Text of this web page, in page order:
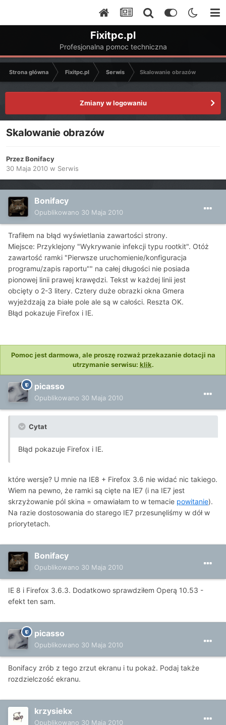
Fixitpc.pl
Profesjonalna pomoc techniczna
Strona główna Fixitpc.pl Serwis Skalowanie obrazów
Zmiany w logowaniu
Skalowanie obrazów
PrzezBonifacy
30 Maja 2010 w Serwis
Bonifacy
Opublikowano 30 Maja 2010
Trafiłem na błąd wyświetlania zawartości strony.
Miejsce: Przyklejony "Wykrywanie infekcji typu rootkit". Otóż
zawartość ramki "Pierwsze uruchomienie/konfiguracja
programu/zapis raportu"" na całej długości nie posiada
pionowej linii prawej krawędzi. Tekst w każdej linii jest
obcięty o 2-3 litery. Cztery duże obrazki okna Gmera
wyjeżdzają za białe pole ale są w całości. Reszta OK.
Błąd pokazuje Firefox i IE.
Pomoc jest darmowa, ale proszę rozważ przekazanie dotacji na
utrzymanie serwisu: klik.
picasso
Opublikowano 30 Maja 2010
Cytat
Błąd pokazuje Firefox i IE.
które wersje? U mnie na IE8 + Firefox 3.6 nie widać nic takiego.
Wiem na pewno, że ramki są cięte na IE7 (i na IE7 jest
skrzyżowanie pól skina = omawiałam to w temacie powitanie).
Na razie dostosowania do starego IE7 przesunęliśmy w dół w
priorytetach.
Bonifacy
Opublikowano 30 Maja 2010
IE 8 i Firefox 3.6.3. Dodatkowo sprawdziłem Operą 10.53 -
efekt ten sam.
picasso
Opublikowano 30 Maja 2010
Bonifacy zrób z tego zrzut ekranu i tu pokaż. Podaj także
rozdzielczość ekranu.
krzysiekx
Opublikowano 30 Maja 2010